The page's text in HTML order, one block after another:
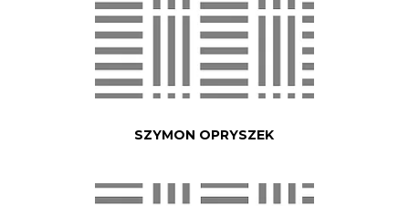
SZYMON OPRYSZEK